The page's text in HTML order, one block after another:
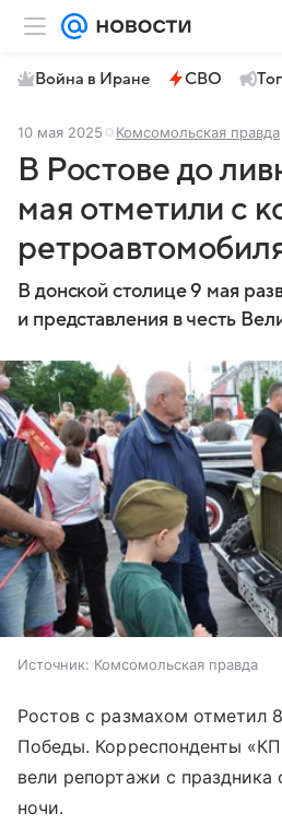
Война в Иране СВО
10 мая 2025 Комсомольская правда
В Ростове до
мая отметили с
В донской столице 9 мая
и представления в честь
Источник: Комсомольская правда
Ростов с размахом отметил
Победы. Корреспонденты
вели репортажи с праздника
ночи.